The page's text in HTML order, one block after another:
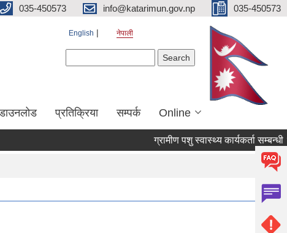
035-450573 info@katarimun.gov.np 035-450573
English नेपाली
प्रतिक्रिया सम्पर्क Online
ग्रामीण पशु स्वास्थ्य कार्यकर्ता सम्बन्धी